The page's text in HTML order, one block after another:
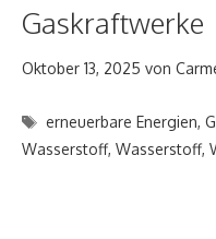
Gaskraftwerke
Oktober 13, 2025 von
Schlagwörter
erneuerbare Energien,
Wasserstoff, Wasserstoff,